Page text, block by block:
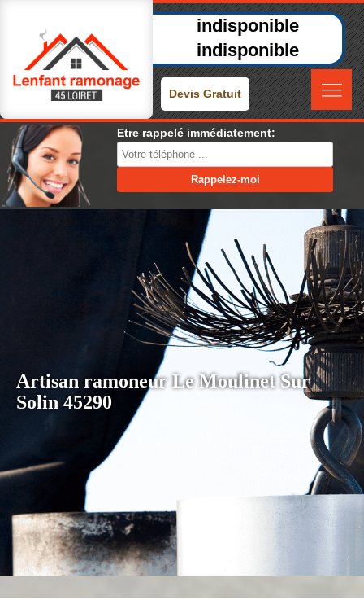
indisponible
indisponible
Devis Gratuit
Etre rappelé immédiatement:
Artisan ramoneur Le Moulinet Sur
Solin 45290